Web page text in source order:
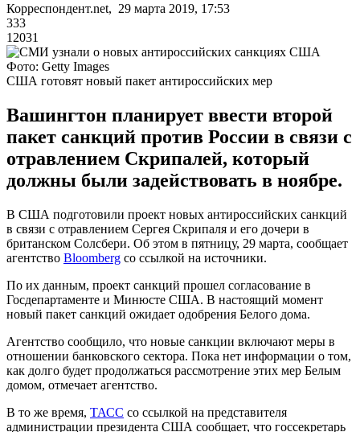
Корреспондент.net, 29 марта 2019, 17:53
333
12031
Фото: Getty Images
США готовят новый пакет антироссийских мер
Вашингтон планирует ввести второй
пакет санкций против России в связи с
отравлением Скрипалей, который
должны были задействовать в ноябре.
В США подготовили проект новых антироссийских санкций
в связи с отравлением Сергея Скрипаля и его дочери в
британском Солсбери. Об этом в пятницу, 29 марта, сообщает
агентство Bloomberg со ссылкой на источники.
По их данным, проект санкций прошел согласование в
Госдепартаменте и Минюсте США. В настоящий момент
новый пакет санкций ожидает одобрения Белого дома.
Агентство сообщило, что новые санкции включают меры в
отношении банковского сектора. Пока нет информации о том,
как долго будет продолжаться рассмотрение этих мер Белым
домом, отмечает агентство.
В то же время, ТАСС со ссылкой на представителя
администрации президента США сообщает, что госсекретарь